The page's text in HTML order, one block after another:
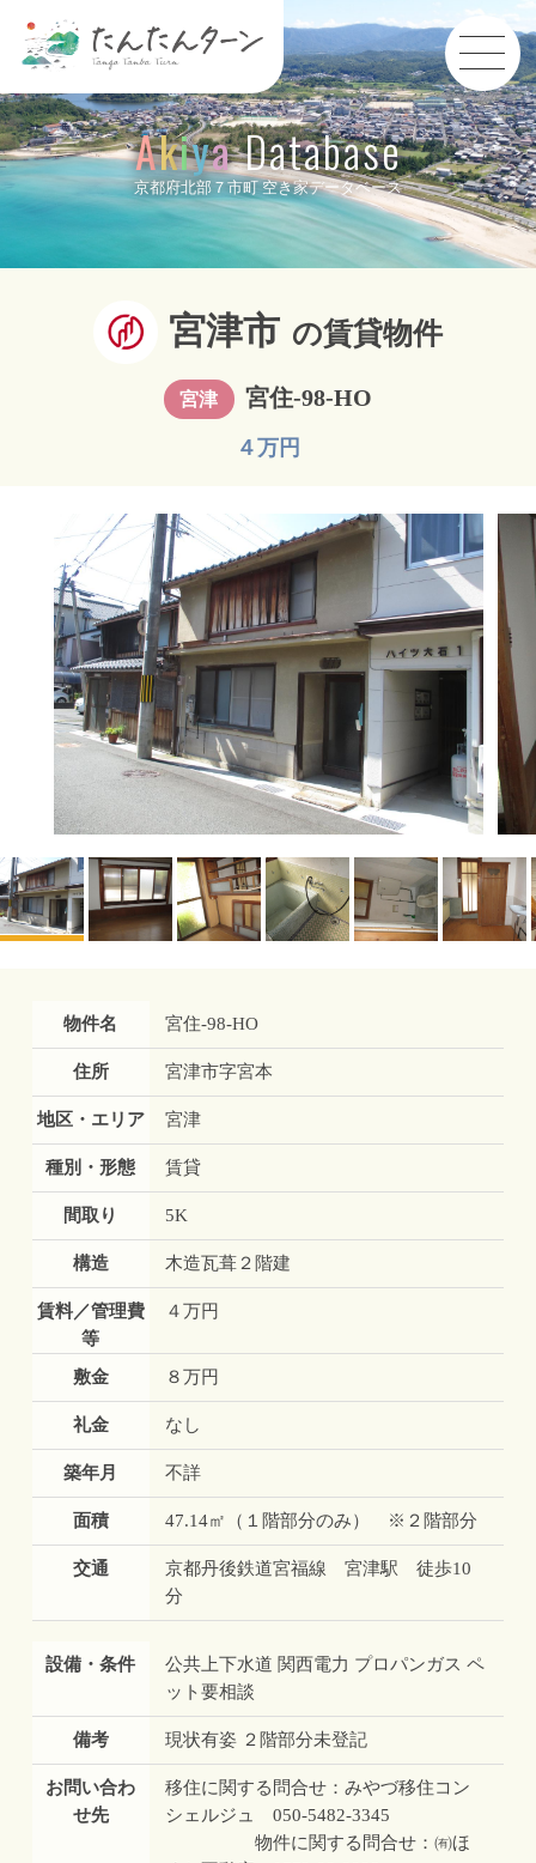
AkiyaDatabase
京都府北部７市町 空き家データベース
宮津市 の賃貸物件
宮津 宮住-98-HO
４万円
物件名 宮住-98-HO
住所 宮津市字宮本
地区・エリア 宮津
種別・形態 賃貸
間取り 5K
構造 木造瓦葺２階建
賃料／管理費
等
４万円
敷金 ８万円
礼金 なし
築年月 不詳
面積 47.14㎡（１階部分のみ） ※２階部分
交通
京都丹後鉄道宮福線 宮津駅 徒歩10
分
設備・条件
公共上下水道 関西電力 プロパンガス ペ
ット要相談
備考 現状有姿 ２階部分未登記
お問い合わ
せ先
移住に関する問合せ：みやづ移住コン
シェルジュ 050-5482-3345
物件に関する問合せ：㈲ほ